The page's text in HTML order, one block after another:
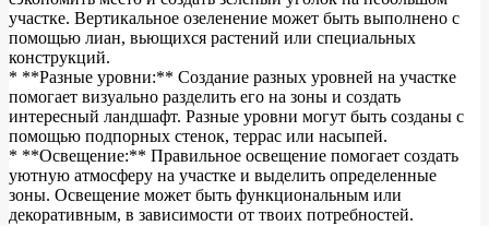
участке. Вертикальное озеленение может быть выполнено с
помощью лиан, вьющихся растений или специальных
конструкций.
* **Разные уровни:** Создание разных уровней на участке
помогает визуально разделить его на зоны и создать
интересный ландшафт. Разные уровни могут быть созданы с
помощью подпорных стенок, террас или насыпей.
* **Освещение:** Правильное освещение помогает создать
уютную атмосферу на участке и выделить определенные
зоны. Освещение может быть функциональным или
декоративным, в зависимости от твоих потребностей.